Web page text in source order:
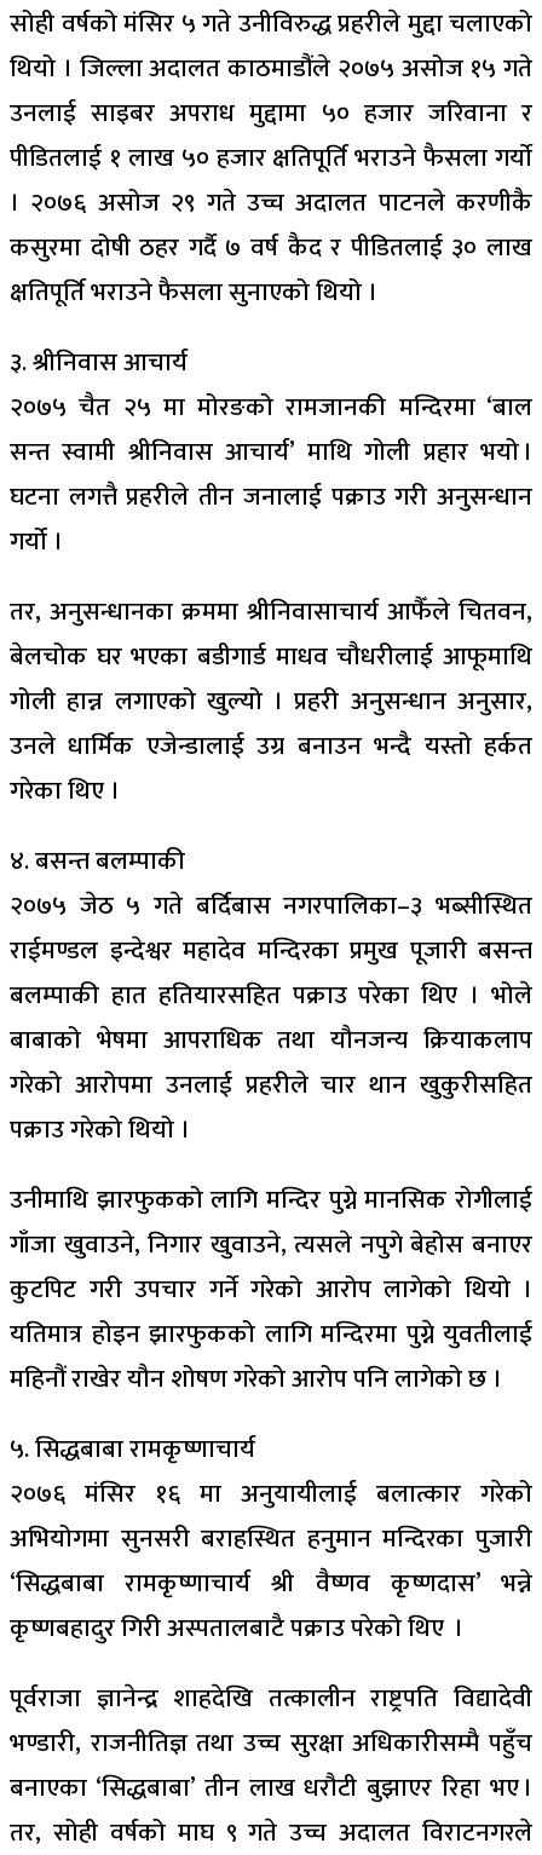
सोही वर्षको मंसिर ५ गते उनीविरुद्ध प्रहरीले मुद्दा चलाएको
थियो । जिल्ला अदालत काठमाडौंले २०७५ असोज १५ गते
उनलाई साइबर अपराध मुद्दामा ५० हजार जरिवाना र
पीडितलाई १ लाख ५० हजार क्षतिपूर्ति भराउने फैसला गर्याे
। २०७६ असोज २९ गते उच्च अदालत पाटनले करणीकै
कसुरमा दोषी ठहर गर्दै ७ वर्ष कैद र पीडितलाई ३० लाख
क्षतिपूर्ति भराउने फैसला सुनाएको थियो ।
३. श्रीनिवास आचार्य
२०७५ चैत २५ मा मोरङको रामजानकी मन्दिरमा ‘बाल
सन्त स्वामी श्रीनिवास आचार्य’ माथि गोली प्रहार भयो ।
घटना लगत्तै प्रहरीले तीन जनालाई पक्राउ गरी अनुसन्धान
गर्यो ।
तर, अनुसन्धानका क्रममा श्रीनिवासाचार्य आफैँले चितवन,
बेलचोक घर भएका बडीगार्ड माधव चौधरीलाई आफूमाथि
गोली हान्न लगाएको खुल्यो । प्रहरी अनुसन्धान अनुसार,
उनले धार्मिक एजेन्डालाई उग्र बनाउन भन्दै यस्तो हर्कत
गरेका थिए ।
४. बसन्त बलम्पाकी
२०७५ जेठ ५ गते बर्दिबास नगरपालिका–३ भब्सीस्थित
राईमण्डल इन्देश्वर महादेव मन्दिरका प्रमुख पूजारी बसन्त
बलम्पाकी हात हतियारसहित पक्राउ परेका थिए । भोले
बाबाको भेषमा आपराधिक तथा यौनजन्य क्रियाकलाप
गरेको आरोपमा उनलाई प्रहरीले चार थान खुकुरीसहित
पक्राउ गरेको थियो ।
उनीमाथि झारफुकको लागि मन्दिर पुग्ने मानसिक रोगीलाई
गाँजा खुवाउने, निगार खुवाउने, त्यसले नपुगे बेहोस बनाएर
कुटपिट गरी उपचार गर्ने गरेको आरोप लागेको थियो ।
यतिमात्र होइन झारफुकको लागि मन्दिरमा पुग्ने युवतीलाई
महिनौं राखेर यौन शोषण गरेको आरोप पनि लागेको छ ।
५. सिद्धबाबा रामकृष्णाचार्य
२०७६ मंसिर १६ मा अनुयायीलाई बलात्कार गरेको
अभियोगमा सुनसरी बराहस्थित हनुमान मन्दिरका पुजारी
‘सिद्धबाबा रामकृष्णाचार्य श्री वैष्णव कृष्णदास’ भन्ने
कृष्णबहादुर गिरी अस्पतालबाटै पक्राउ परेको थिए ।
पूर्वराजा ज्ञानेन्द्र शाहदेखि तत्कालीन राष्ट्रपति विद्यादेवी
भण्डारी, राजनीतिज्ञ तथा उच्च सुरक्षा अधिकारीसम्मै पहुँच
बनाएका ‘सिद्धबाबा’ तीन लाख धरौटी बुझाएर रिहा भए ।
तर, सोही वर्षको माघ ९ गते उच्च अदालत विराटनगरले